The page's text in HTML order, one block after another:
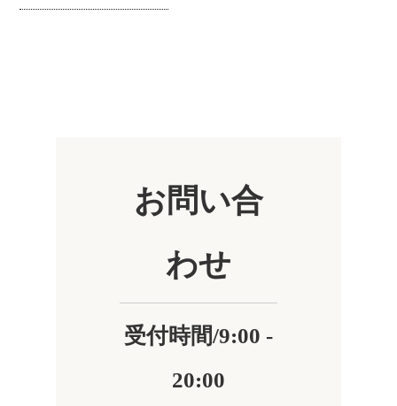
お問い合
わせ
受付時間/9:00 -
20:00